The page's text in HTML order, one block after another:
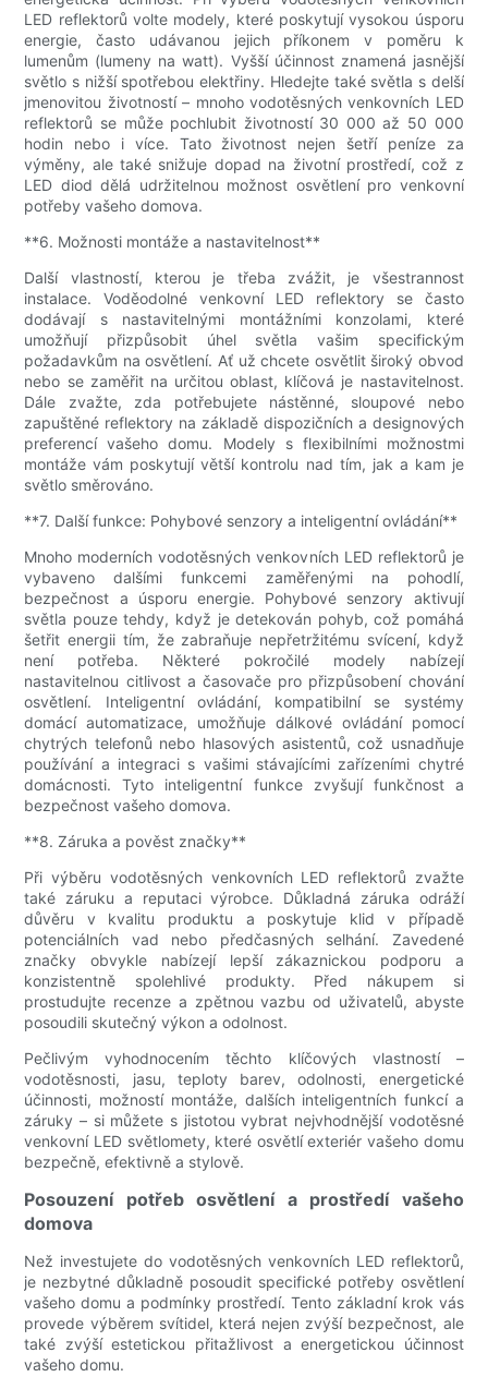
LED reflektorů volte modely, které poskytují vysokou úsporu
energie, často udávanou jejich příkonem v poměru k
lumenům (lumeny na watt). Vyšší účinnost znamená jasnější
světlo s nižší spotřebou elektřiny. Hledejte také světla s delší
jmenovitou životností – mnoho vodotěsných venkovních LED
reflektorů se může pochlubit životností 30 000 až 50 000
hodin nebo i více. Tato životnost nejen šetří peníze za
výměny, ale také snižuje dopad na životní prostředí, což z
LED diod dělá udržitelnou možnost osvětlení pro venkovní
potřeby vašeho domova.
**6. Možnosti montáže a nastavitelnost**
Další vlastností, kterou je třeba zvážit, je všestrannost
instalace. Voděodolné venkovní LED reflektory se často
dodávají s nastavitelnými montážními konzolami, které
umožňují přizpůsobit úhel světla vašim specifickým
požadavkům na osvětlení. Ať už chcete osvětlit široký obvod
nebo se zaměřit na určitou oblast, klíčová je nastavitelnost.
Dále zvažte, zda potřebujete nástěnné, sloupové nebo
zapuštěné reflektory na základě dispozičních a designových
preferencí vašeho domu. Modely s flexibilními možnostmi
montáže vám poskytují větší kontrolu nad tím, jak a kam je
světlo směrováno.
**7. Další funkce: Pohybové senzory a inteligentní ovládání**
Mnoho moderních vodotěsných venkovních LED reflektorů je
vybaveno dalšími funkcemi zaměřenými na pohodlí,
bezpečnost a úsporu energie. Pohybové senzory aktivují
světla pouze tehdy, když je detekován pohyb, což pomáhá
šetřit energii tím, že zabraňuje nepřetržitému svícení, když
není potřeba. Některé pokročilé modely nabízejí
nastavitelnou citlivost a časovače pro přizpůsobení chování
osvětlení. Inteligentní ovládání, kompatibilní se systémy
domácí automatizace, umožňuje dálkové ovládání pomocí
chytrých telefonů nebo hlasových asistentů, což usnadňuje
používání a integraci s vašimi stávajícími zařízeními chytré
domácnosti. Tyto inteligentní funkce zvyšují funkčnost a
bezpečnost vašeho domova.
**8. Záruka a pověst značky**
Při výběru vodotěsných venkovních LED reflektorů zvažte
také záruku a reputaci výrobce. Důkladná záruka odráží
důvěru v kvalitu produktu a poskytuje klid v případě
potenciálních vad nebo předčasných selhání. Zavedené
značky obvykle nabízejí lepší zákaznickou podporu a
konzistentně spolehlivé produkty. Před nákupem si
prostudujte recenze a zpětnou vazbu od uživatelů, abyste
posoudili skutečný výkon a odolnost.
Pečlivým vyhodnocením těchto klíčových vlastností –
vodotěsnosti, jasu, teploty barev, odolnosti, energetické
účinnosti, možností montáže, dalších inteligentních funkcí a
záruky – si můžete s jistotou vybrat nejvhodnější vodotěsné
venkovní LED světlomety, které osvětlí exteriér vašeho domu
bezpečně, efektivně a stylově.
Posouzení potřeb osvětlení a prostředí vašeho
domova
Než investujete do vodotěsných venkovních LED reflektorů,
je nezbytné důkladně posoudit specifické potřeby osvětlení
vašeho domu a podmínky prostředí. Tento základní krok vás
provede výběrem svítidel, která nejen zvýší bezpečnost, ale
také zvýší estetickou přitažlivost a energetickou účinnost
vašeho domu.